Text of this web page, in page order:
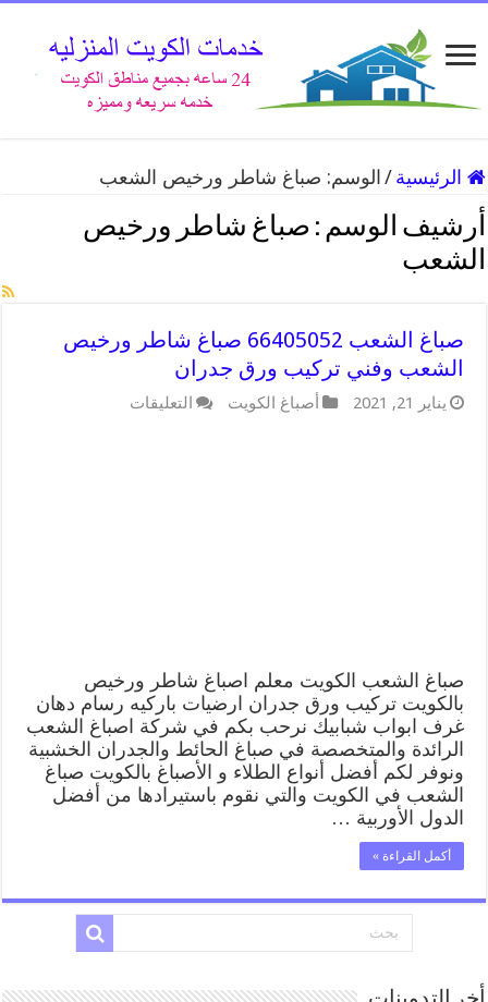
الرئيسية / الوسم: صباغ شاطر ورخيص الشعب
أرشيف الوسم : صباغ شاطر ورخيص
الشعب
صباغ الشعب 66405052 صباغ شاطر ورخيص
الشعب وفني تركيب ورق جدران
يناير 21, 2021 أصباغ الكويت التعليقات
صباغ الشعب الكويت معلم اصباغ شاطر ورخيص
بالكويت تركيب ورق جدران ارضيات باركيه رسام دهان
غرف ابواب شبابيك نرحب بكم في شركة اصباغ الشعب
الرائدة والمتخصصة في صباغ الحائط والجدران الخشبية
ونوفر لكم أفضل أنواع الطلاء و الأصباغ بالكويت صباغ
الشعب في الكويت والتي نقوم باستيرادها من أفضل
الدول الأوربية …
أكمل القراءة »